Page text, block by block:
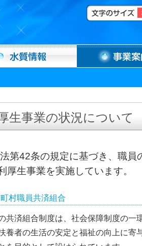
生事業の状況について
第42条の規定に基づき、職員
厚生事業を実施しています。
村職員共済組合
共済組合制度は、社会保障制度の一
養者の生活の安定と福祉の向上に寄